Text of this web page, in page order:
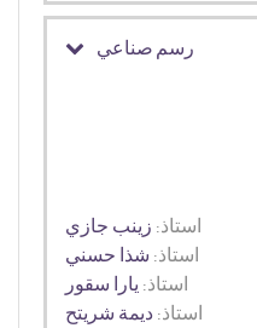
رسم صناعي
استاذ: زينب جازي
استاذ: شذا حسني
استاذ: يارا سقور
استاذ: ديمة شريتح